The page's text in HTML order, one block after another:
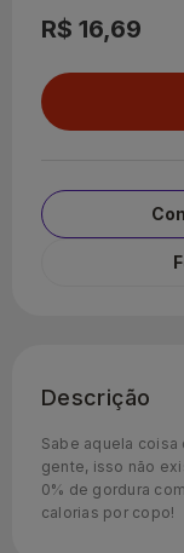
R$ 16,69
Descrição
Sabe aquela coisa
gente, isso não
0% de gordura
calorias por copo!